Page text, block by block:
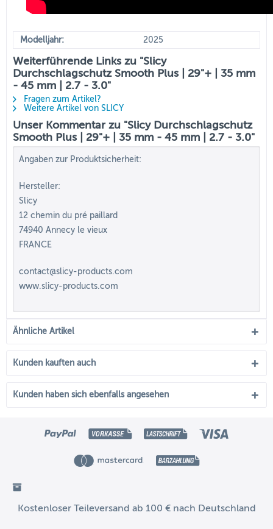
Modelljahr: 2025
Weiterführende Links zu "Slicy
Durchschlagschutz Smooth Plus | 29"+ | 35 mm
- 45 mm | 2.7 - 3.0"
Fragen zum Artikel?
Weitere Artikel von SLICY
Unser Kommentar zu "Slicy Durchschlagschutz
Smooth Plus | 29"+ | 35 mm - 45 mm | 2.7 - 3.0"
Angaben zur Produktsicherheit:
Hersteller:
Slicy
12 chemin du pré paillard
74940 Annecy le vieux
FRANCE
contact@slicy-products.com
www.slicy-products.com
Ähnliche Artikel
Kunden kauften auch
Kunden haben sich ebenfalls angesehen
Kostenloser Teileversand ab 100 € nach Deutschland